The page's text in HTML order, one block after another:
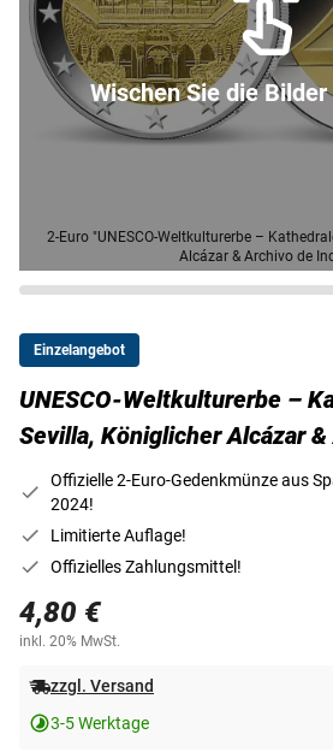
2-Euro "UNESCO-Weltkulturerbe –
Alcázar & Archivo de
Wischen Sie die
Einzelangebot
UNESCO-Weltkulturerbe –
Sevilla, Königlicher Alcázar
Offizielle 2-Euro-Gedenkmünze aus
2024!
Limitierte Auflage!
Offizielles Zahlungsmittel!
4,80 €
inkl. 20% MwSt.
zzgl. Versand
3-5 Werktage